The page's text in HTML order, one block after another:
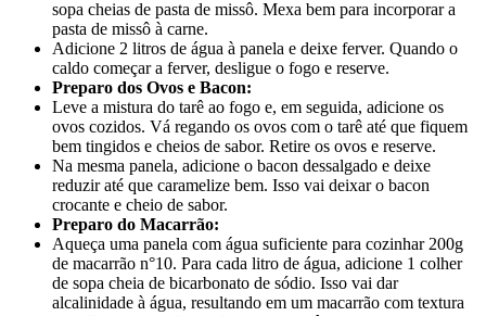
sopa cheias de pasta de missô. Mexa bem para incorporar a
pasta de missô à carne.
Adicione 2 litros de água à panela e deixe ferver. Quando o
caldo começar a ferver, desligue o fogo e reserve.
Preparo dos Ovos e Bacon:
Leve a mistura do tarê ao fogo e, em seguida, adicione os
ovos cozidos. Vá regando os ovos com o tarê até que fiquem
bem tingidos e cheios de sabor. Retire os ovos e reserve.
Na mesma panela, adicione o bacon dessalgado e deixe
reduzir até que caramelize bem. Isso vai deixar o bacon
crocante e cheio de sabor.
Preparo do Macarrão:
Aqueça uma panela com água suficiente para cozinhar 200g
de macarrão n°10. Para cada litro de água, adicione 1 colher
de sopa cheia de bicarbonato de sódio. Isso vai dar
alcalinidade à água, resultando em um macarrão com textura